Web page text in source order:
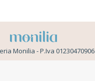
Monilia - P.Iva 01230470906